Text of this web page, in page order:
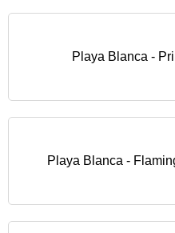
Playa Blanca -
Playa Blanca -